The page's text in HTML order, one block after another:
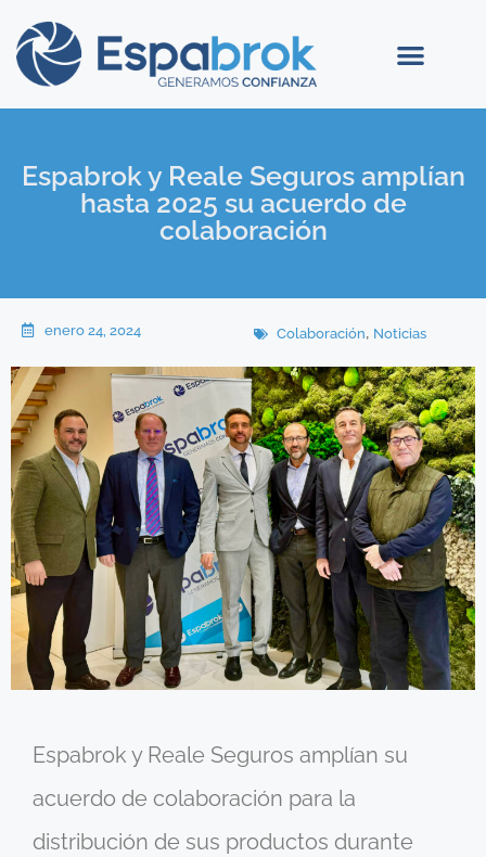
Espabrok y Reale Seguros amplían
hasta 2025 su acuerdo de
colaboración
enero 24, 2024 Colaboración, Noticias
Espabrok y Reale Seguros amplían su
acuerdo de colaboración para la
distribución de sus productos durante